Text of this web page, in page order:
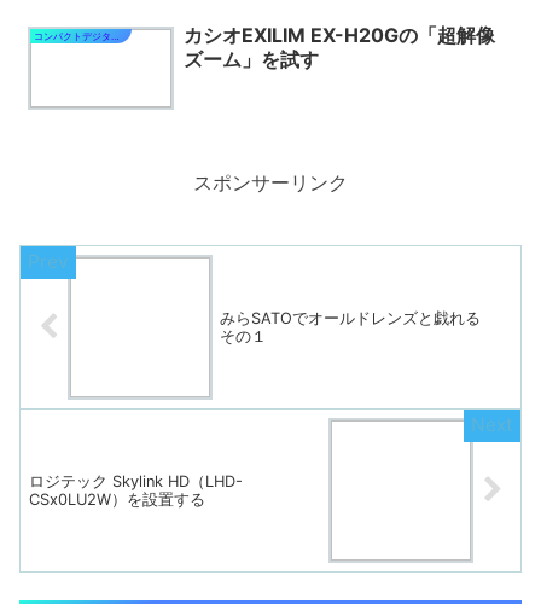
カシオEXILIM EX-H20Gの「超解像
ズーム」を試す
スポンサーリンク
みらSATOでオールドレンズと戯れる
その１
ロジテック Skylink HD（LHD-
CSx0LU2W）を設置する